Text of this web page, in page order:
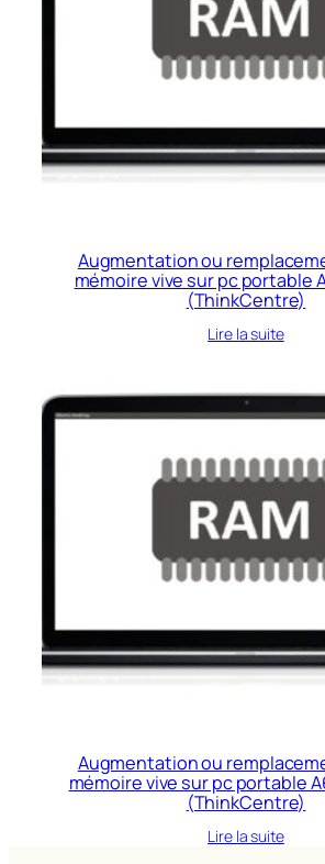
Augmentation ou
mémoire vive sur pc portable
(ThinkCentre)
Lire la suite
Augmentation ou
mémoire vive sur pc portable
(ThinkCentre)
Lire la suite